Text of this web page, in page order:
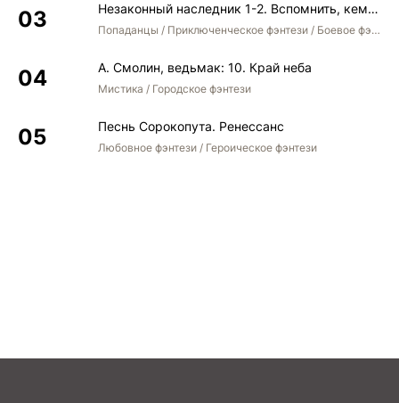
Незаконный наследник 1-2. Вспомнить, кем был. Стать собой. Остаться собой
Попаданцы / Приключенческое фэнтези / Боевое фэнтези / Юмористическое фэнтези
А. Смолин, ведьмак: 10. Край неба
Мистика / Городское фэнтези
Песнь Сорокопута. Ренессанс
Любовное фэнтези / Героическое фэнтези